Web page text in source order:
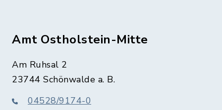
Amt Ostholstein-Mitte
Am Ruhsal 2
23744 Schönwalde a. B.
04528/9174-0